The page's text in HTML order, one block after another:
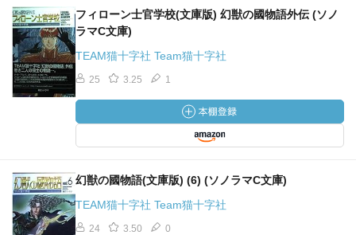
フィローン士官学校(文庫版) 幻獣の國物語外伝 (ソノ
ラマC文庫)
TEAM猫十字社 Team猫十字社
25 3.25 1
幻獣の國物語(文庫版) (6) (ソノラマC文庫)
TEAM猫十字社 Team猫十字社
24 3.50 0